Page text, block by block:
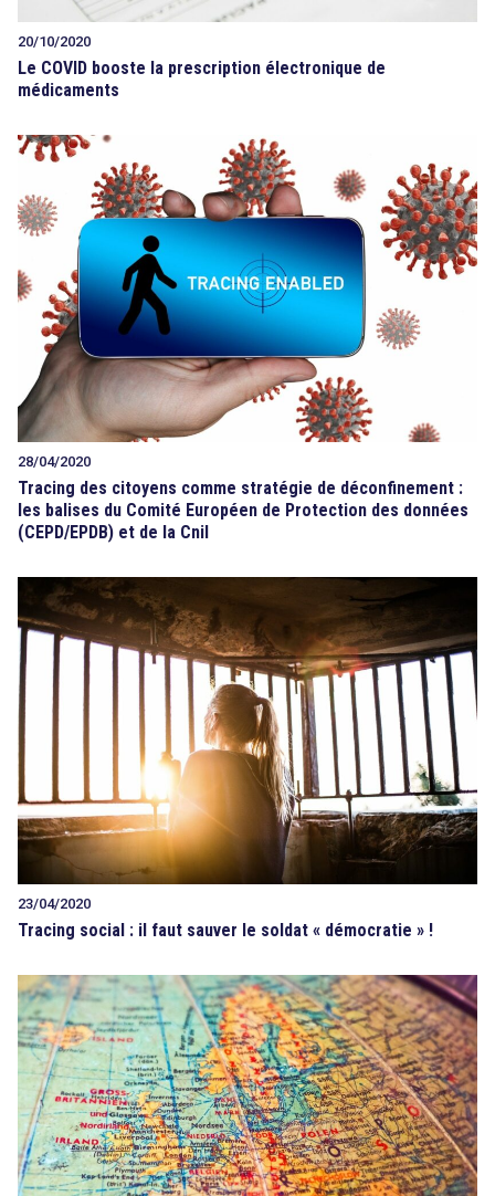
20/10/2020
Le COVID booste la prescription électronique de
médicaments
28/04/2020
Tracing des citoyens comme stratégie de déconfinement :
les balises du Comité Européen de Protection des données
(CEPD/EPDB) et de la Cnil
23/04/2020
Tracing social : il faut sauver le soldat « démocratie » !